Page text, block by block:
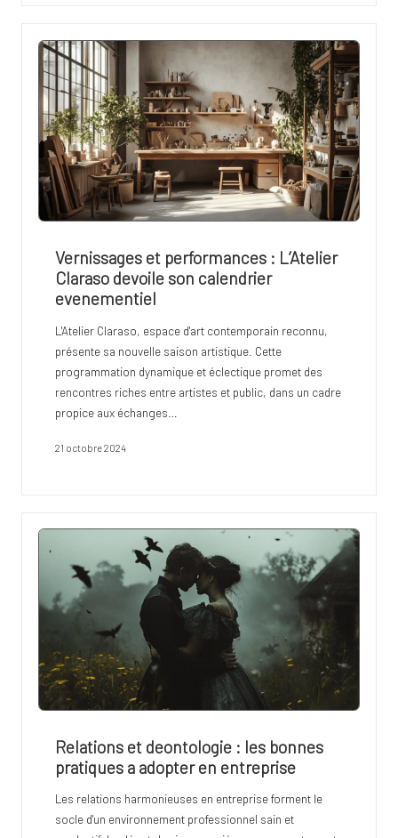
Vernissages et performances : L’Atelier
Claraso devoile son calendrier
evenementiel
L'Atelier Claraso, espace d'art contemporain reconnu,
présente sa nouvelle saison artistique. Cette
programmation dynamique et éclectique promet des
rencontres riches entre artistes et public, dans un cadre
propice aux échanges…
21 octobre 2024
Relations et deontologie : les bonnes
pratiques a adopter en entreprise
Les relations harmonieuses en entreprise forment le
socle d'un environnement professionnel sain et